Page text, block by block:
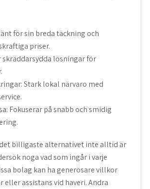
för sin breda täckning och
priser.
skräddarsydda lösningar för
Stark lokal närvaro med
Fokuserar på snabb och smidig
billigaste alternativet inte alltid är
noga vad som ingår i varje
bolag kan ha generösare villkor
eller assistans vid haveri. Andra